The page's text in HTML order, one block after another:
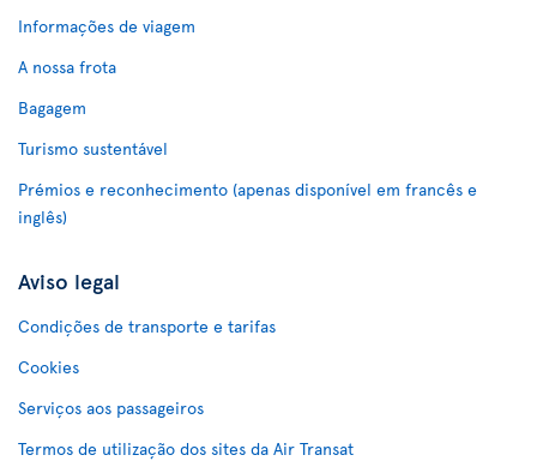
Informações de viagem
A nossa frota
Bagagem
Turismo sustentável
Prémios e reconhecimento (apenas disponível em francês e
inglês)
Aviso legal
Condições de transporte e tarifas
Cookies
Serviços aos passageiros
Termos de utilização dos sites da Air Transat